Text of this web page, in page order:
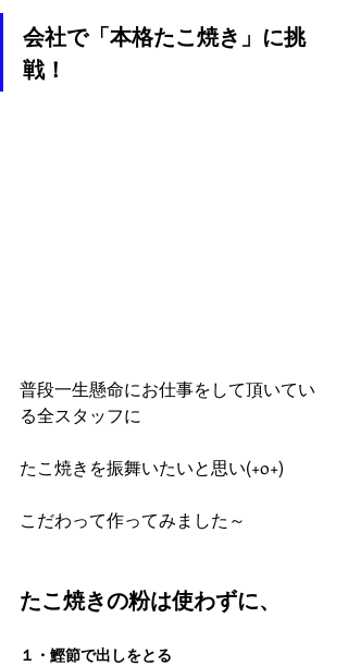
会社で「本格たこ焼き」に挑
戦！
普段一生懸命にお仕事をして頂いてい
る全スタッフに
たこ焼きを振舞いたいと思い(+o+)
こだわって作ってみました～
たこ焼きの粉は使わずに、
１・鰹節で出しをとる